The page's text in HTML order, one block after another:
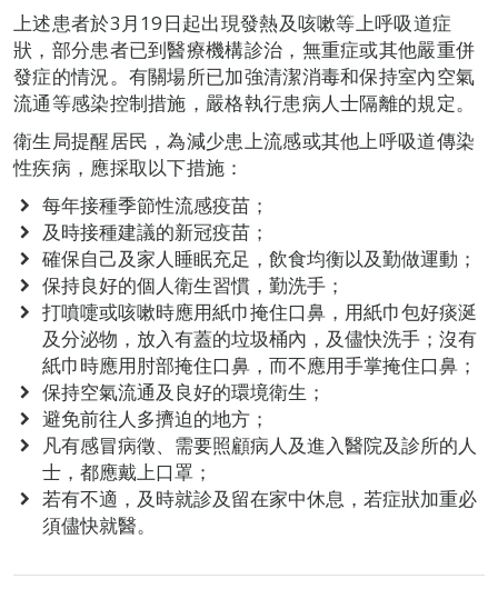
上述患者於3月19日起出現發熱及咳嗽等上呼吸道症
狀，部分患者已到醫療機構診治，無重症或其他嚴重併
發症的情況。有關場所已加強清潔消毒和保持室內空氣
流通等感染控制措施，嚴格執行患病人士隔離的規定。
衛生局提醒居民，為減少患上流感或其他上呼吸道傳染
性疾病，應採取以下措施：
每年接種季節性流感疫苗；
及時接種建議的新冠疫苗；
確保自己及家人睡眠充足，飲食均衡以及勤做運動；
保持良好的個人衛生習慣，勤洗手；
打噴嚏或咳嗽時應用紙巾掩住口鼻，用紙巾包好痰涎
及分泌物，放入有蓋的垃圾桶內，及儘快洗手；沒有
紙巾時應用肘部掩住口鼻，而不應用手掌掩住口鼻；
保持空氣流通及良好的環境衛生；
避免前往人多擠迫的地方；
凡有感冒病徵、需要照顧病人及進入醫院及診所的人
士，都應戴上口罩；
若有不適，及時就診及留在家中休息，若症狀加重必
須儘快就醫。